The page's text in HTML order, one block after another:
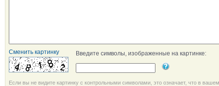
Сменить картинку Введите символы, изображенные на картинке:
Если вы не видите картинку с контрольными символами, это означает, что в